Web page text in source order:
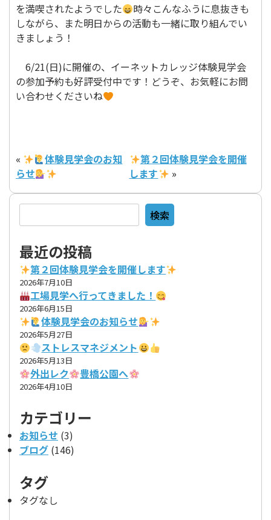
を満喫されたようでした
時々こんなふうに息抜きも
しながら、また明日からの活動も一緒に取り組んでい
きましょう！
6/21(日)に開催の、イーネットカレッジ体験見学会
の参加予約も好評受付中です！どうぞ、お気軽にお問
い合わせくださいね
«
体験見学会のお知
らせ
第２回体験見学会を開催
します
»
検索
最近の投稿
第２回体験見学会を開催します
2026年7月10日
工場見学へ行ってきました！
2026年6月15日
体験見学会のお知らせ
2026年5月27日
ストレスマネジメント
2026年5月13日
外出レク 豊橋公園へ
2026年4月10日
カテゴリー
お知らせ (3)
ブログ (146)
タグ
タグなし